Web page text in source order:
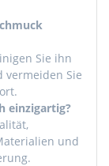
Sie ihn
Sie
einzigartig?
und